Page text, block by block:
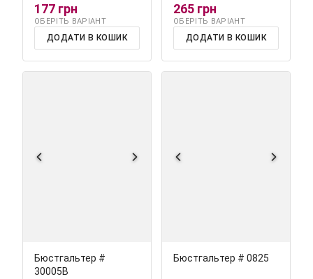
177 грн
ОБЕРІТЬ ВАРІАНТ
ДОДАТИ В КОШИК
265 грн
ОБЕРІТЬ ВАРІАНТ
ДОДАТИ В КОШИК
Бюстгальтер #
30005В
Бюстгальтер # 0825